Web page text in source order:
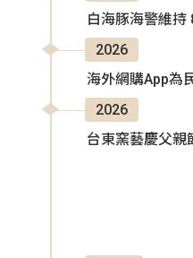
白海豚海警維
2026
海外網購App為
2026
台東窯藝慶父親